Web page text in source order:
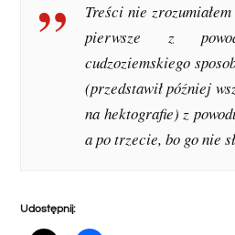
Treści nie
pierwsze z
cudzoziemskiego
(przedstawił później
na hektografie) z
a po trzecie, bo go nie
Udostępnij: